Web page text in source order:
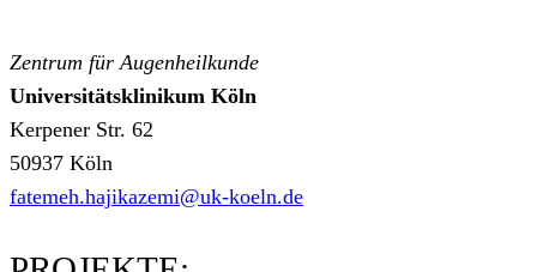
Zentrum für Augenheilkunde
Universitätsklinikum Köln
Kerpener Str. 62
50937 Köln
fatemeh.hajikazemi@uk-koeln.de